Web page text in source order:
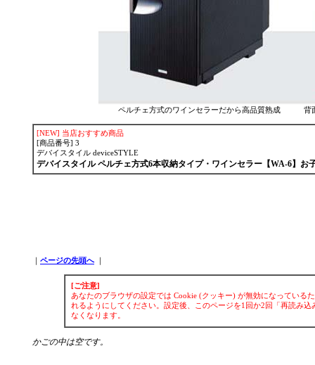
ペルチェ方式のワインセラーだから高品質熟
[NEW] 当店おすすめ商品
[商品番号] 3
デバイスタイル deviceSTYLE
デバイスタイル ペルチェ方式6本収納タイプ・ワインセラー【WA-6】
ページの先頭へ｜
[ご注意]
あなたのブラウザの設定では Cookie (クッキー) が無効になっている
れるようにしてください。設定後、このページを1回か2回「再読み
なくなります。
かごの中は空です。